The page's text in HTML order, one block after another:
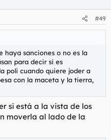
#49
haya sanciones o no es la
para decir si es
poli cuando quiere joder a
con la maceta y la tierra,
si está a la vista de los
moverla al lado de la